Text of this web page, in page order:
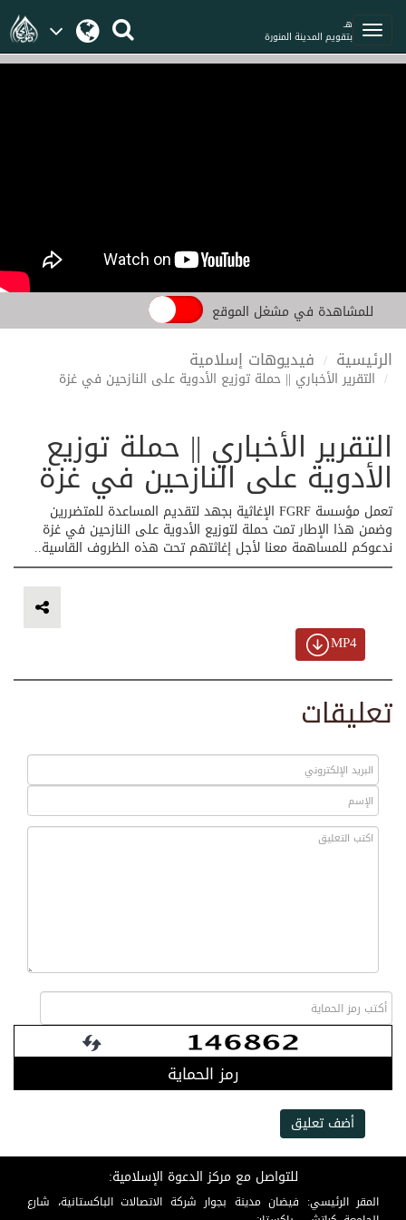
هـ
بتقويم المدينة المنورة
للمشاهدة في مشغل الموقع
الرئيسية فيديوهات إسلامية
التقرير الأخباري || حملة توزيع الأدوية على النازحين في غزة
التقرير الأخباري || حملة توزيع
الأدوية على النازحين في غزة
تعمل مؤسسة FGRF الإغاثية بجهد لتقديم المساعدة للمتضررين
وضمن هذا الإطار تمت حملة لتوزيع الأدوية على النازحين في غزة
ندعوكم للمساهمة معنا لأجل إغاثتهم تحت هذه الظروف القاسية..
MP4
تعليقات
رمز الحماية
أضف تعليق
للتواصل مع مركز الدعوة الإسلامية:
المقر الرئيسي: فيضان مدينة بجوار شركة الاتصالات الباكستانية، شارع